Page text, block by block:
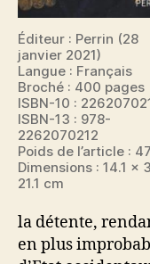
Éditeur : Perrin (28
janvier 2021)
Langue : Français
Broché : 400 pages
ISBN-10 :
ISBN-13 : 978-
2262070212
Poids de l’article :
Dimensions : 14.1 x
21.1 cm
la détente,
en plus